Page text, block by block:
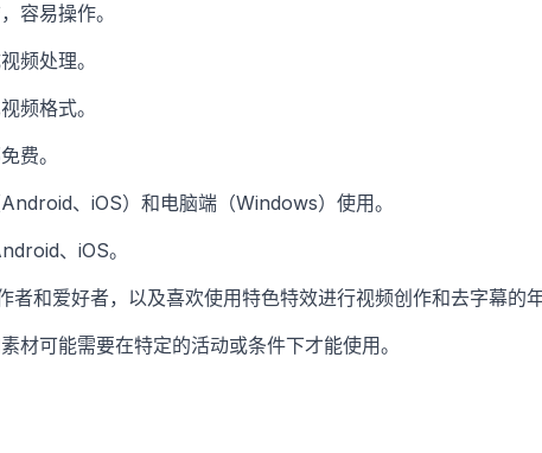
容易操作。
频处理。
频格式。
费。
、iOS）和电脑端（Windows）使用。
、iOS。
者和爱好者，以及喜欢使用特色特效进行视频创作和去字幕的
材可能需要在特定的活动或条件下才能使用。